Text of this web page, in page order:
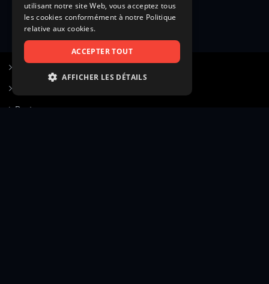
Poster une annonce
utilisant notre site Web, vous acceptez tous
les cookies conformément à notre Politique
relative aux cookies.
ACCEPTER TOUT
AFFICHER LES DÉTAILS